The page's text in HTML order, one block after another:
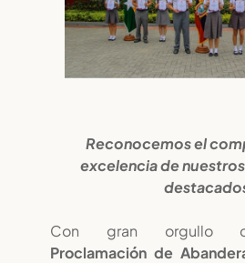
Reconocemos el
excelencia de
Con gran orgullo
Proclamación de